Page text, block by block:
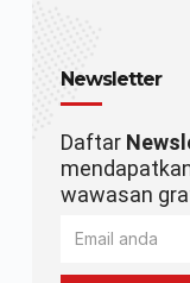
Newsletter
Daftar
wawasan